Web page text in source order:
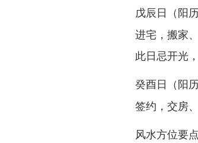
戊辰日（阳
进宅，搬家
此日忌开光
癸酉日（阳
签约，交房
风水方位要点